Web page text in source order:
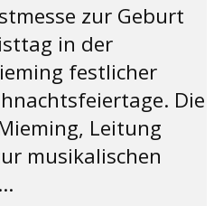
zur Geburt
in der
festlicher
Die
Leitung
musikalischen